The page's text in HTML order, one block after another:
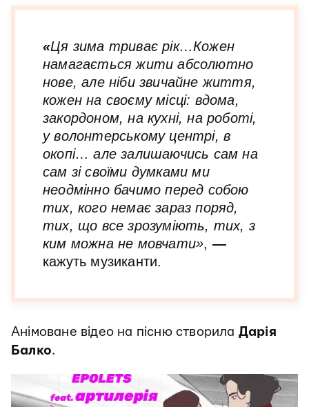
«Ця зима триває рік…Кожен
намагається жити абсолютно
нове, але ніби звичайне життя,
кожен на своєму місці: вдома,
закордоном, на кухні, на роботі,
у волонтерському центрі, в
окопі… але залишаючись сам на
сам зі своїми думками ми
неодмінно бачимо перед собою
тих, кого немає зараз поряд,
тих, що все зрозуміють, тих, з
ким можна не мовчати», —
кажуть музиканти.
Анімоване відео на пісню створила Дарія
Балко.